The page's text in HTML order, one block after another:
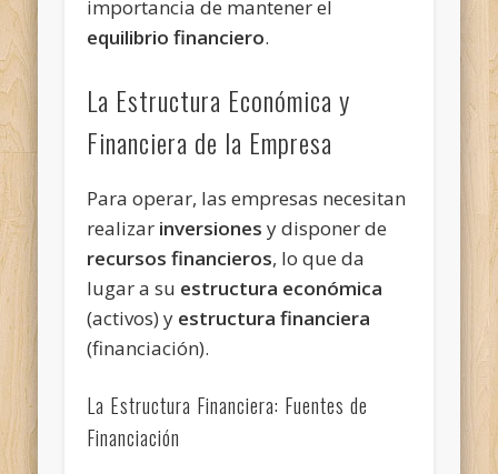
importancia de mantener el
equilibrio financiero.
La Estructura Económica y
Financiera de la Empresa
Para operar, las empresas necesitan
realizar inversiones y disponer de
recursos financieros, lo que da
lugar a su estructura económica
(activos) y estructura financiera
(financiación).
La Estructura Financiera: Fuentes de
Financiación